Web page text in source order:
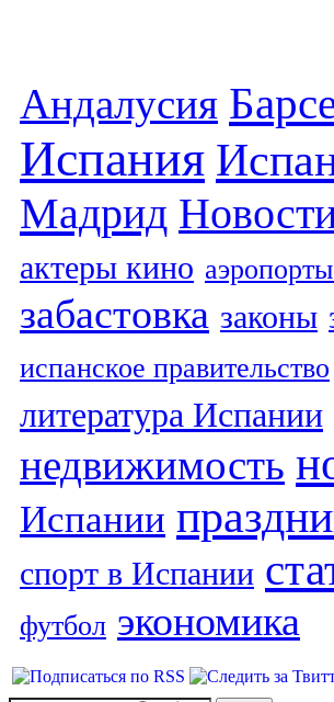
Андалусия
Испания
Мадрид
актеры кино
забастовка законы
испанское правительство
литература Испании
недвижимость
Испании
спорт в Испании
футбол экономика